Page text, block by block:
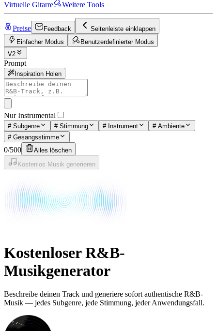
Virtuelle Gitarre
Weitere Tools
Preise Feedback
Seitenleiste einklappen
Einfacher Modus
Benutzerdefinierter Modus
V2
Prompt
Inspiration Holen
Nur Instrumental
# Subgenre # Stimmung # Instrument # Ambiente
# Gesangsstimme
0/500
Alles löschen
Kostenlos Musik generieren
Kostenloser R&B-
Musikgenerator
Beschreibe deinen Track und generiere sofort authentische R&B-
Musik — jedes Subgenre, jede Stimmung, jeder Anwendungsfall.